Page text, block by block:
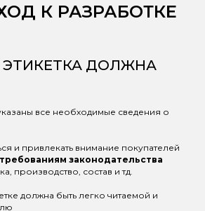
К РАЗРАБОТКЕ
ДОЛЖНА
все необходимые сведения о
и привлекать внимание покупателей
законодательства
производство, состав и тд.
должна быть легко читаемой и